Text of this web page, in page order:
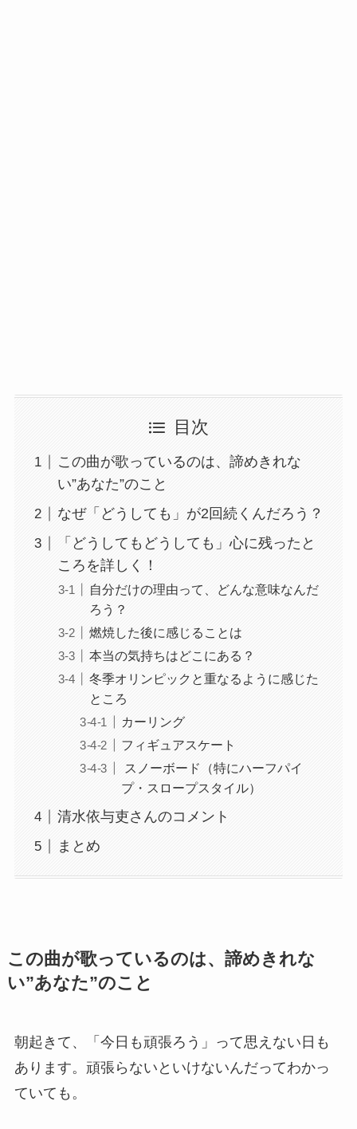
目次
この曲が歌っているのは、諦めきれな
い”あなた”のこと
なぜ「どうしても」が2回続くんだろう？
「どうしてもどうしても」心に残ったと
ころを詳しく！
自分だけの理由って、どんな意味なんだ
ろう？
燃焼した後に感じることは
本当の気持ちはどこにある？
冬季オリンピックと重なるように感じた
ところ
カーリング
フィギュアスケート
スノーボード（特にハーフパイ
プ・スロープスタイル）
清水依与吏さんのコメント
まとめ
この曲が歌っているのは、諦めきれな
い”あなた”のこと
朝起きて、「今日も頑張ろう」って思えない日も
あります。頑張らないといけないんだってわかっ
ていても。